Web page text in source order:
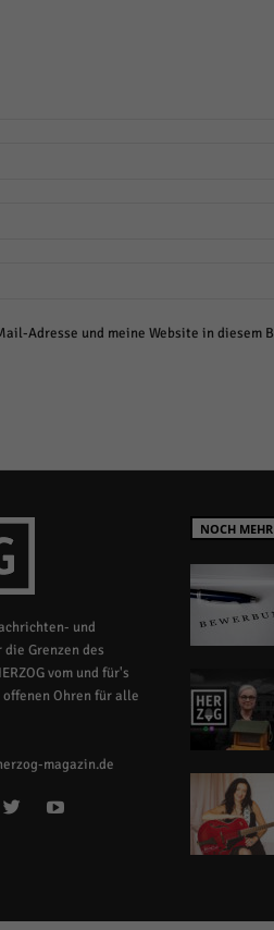
Adresse und meine Website in diesem
und
Grenzen des
vom und für's
Ohren für alle
magazin.de
NOCH